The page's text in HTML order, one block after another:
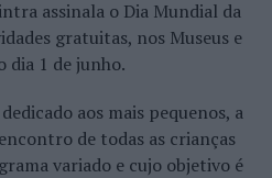
assinala o Dia Mundial da
gratuitas, nos Museus e
dia 1 de junho.
aos mais pequenos, a
de todas as crianças
variado e cujo objetivo é